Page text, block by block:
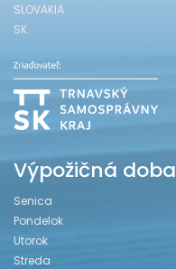
SLOVAKIA
SK
Výpožičná doba
Senica
Pondelok
Utorok
Streda